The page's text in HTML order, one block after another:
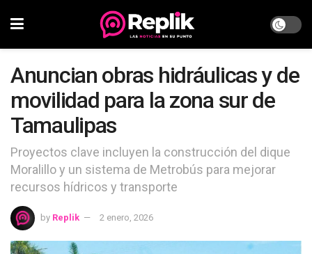
Anuncian obras hidráulicas y de
movilidad para la zona sur de
Tamaulipas
Proyectos clave incluyen la construcción del dique
Moralillo y un sistema de Metrobús para mejorar
recursos hídricos y transporte
by Replik 2 enero, 2026